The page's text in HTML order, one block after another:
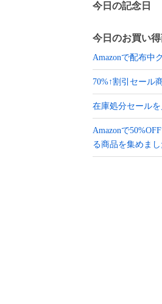
今日の記念日
今日のお買い
Amazonで配布中
70%↑割引セール
在庫処分セール
Amazonで
る商品を集めまし